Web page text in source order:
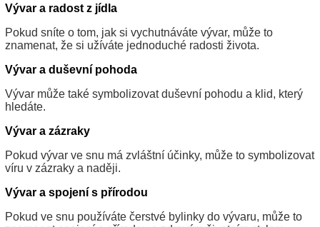
Vývar a radost z jídla
Pokud sníte o tom, jak si vychutnáváte vývar, může to
znamenat, že si užíváte jednoduché radosti života.
Vývar a duševní pohoda
Vývar může také symbolizovat duševní pohodu a klid, který
hledáte.
Vývar a zázraky
Pokud vývar ve snu má zvláštní účinky, může to symbolizovat
víru v zázraky a naději.
Vývar a spojení s přírodou
Pokud ve snu používáte čerstvé bylinky do vývaru, může to